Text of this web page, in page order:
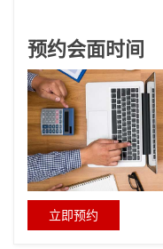
预约会面时间
立即预约